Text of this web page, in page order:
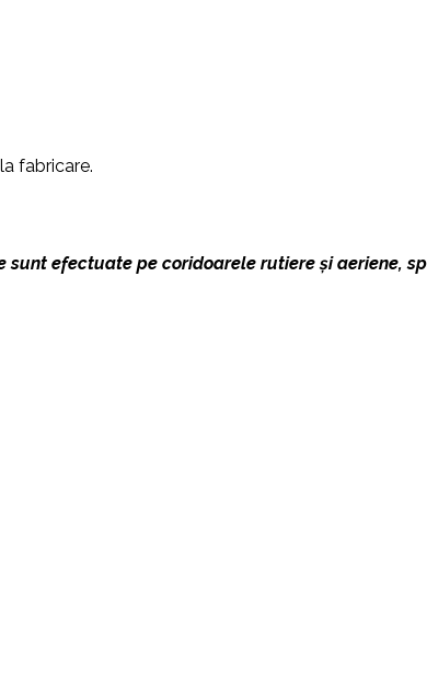
fabricare.
efectuate pe coridoarele rutiere și aeriene,